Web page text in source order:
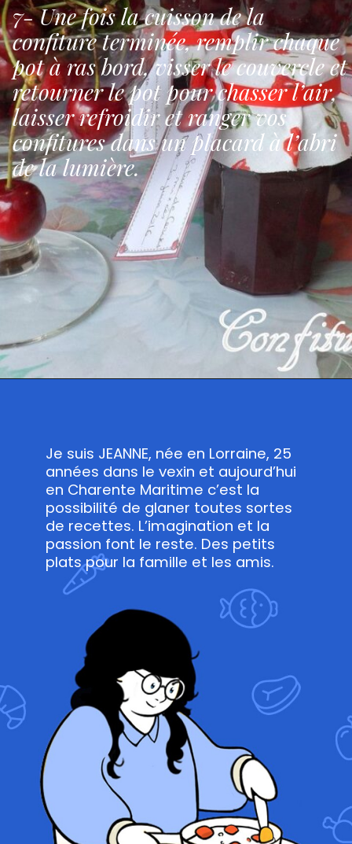
7- Une fois la cuisson de la
confiture terminée, remplir chaque
pot à ras bord, visser le couvercle et
retourner le pot pour chasser l’air,
laisser refroidir et ranger vos
confitures dans un placard à l’abri
de la lumière.
Je suis JEANNE, née en Lorraine, 25
années dans le vexin et aujourd’hui
en Charente Maritime c’est la
possibilité de glaner toutes sortes
de recettes. L’imagination et la
passion font le reste. Des petits
plats pour la famille et les amis.